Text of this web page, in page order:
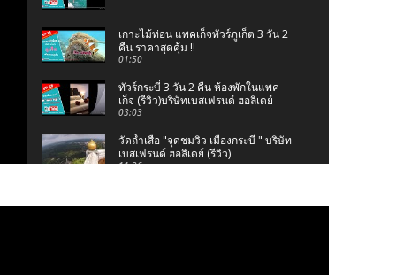
เกาะไม้ท่อน แพคเก็จทัวร์ภูเก็ต 3 วัน 2
คืน ราคาสุดคุ้ม !!
01:50
ทัวร์กระบี่ 3 วัน 2 คืน ห้องพักในแพค
เก็จ (รีวิว)บริษัทเบสเฟรนด์ ฮอลิเดย์
03:03
วัดถ้ำเสือ "จุดชมวิว เมืองกระบี่ " บริษัท
เบสเฟรนด์ ฮอลิเดย์ (รีวิว)
11:26
บริษัทเบสเฟรนด์ ฮอลิเดย์